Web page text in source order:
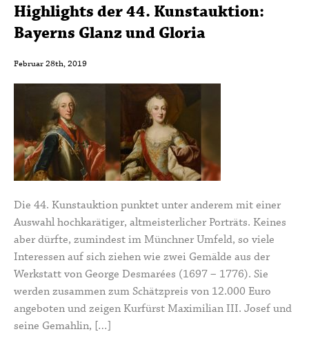
Highlights der 44. Kunstauktion:
Bayerns Glanz und Gloria
Februar 28th, 2019
Die 44. Kunstauktion punktet unter anderem mit einer
Auswahl hochkarätiger, altmeisterlicher Porträts. Keines
aber dürfte, zumindest im Münchner Umfeld, so viele
Interessen auf sich ziehen wie zwei Gemälde aus der
Werkstatt von George Desmarées (1697 – 1776). Sie
werden zusammen zum Schätzpreis von 12.000 Euro
angeboten und zeigen Kurfürst Maximilian III. Josef und
seine Gemahlin, […]